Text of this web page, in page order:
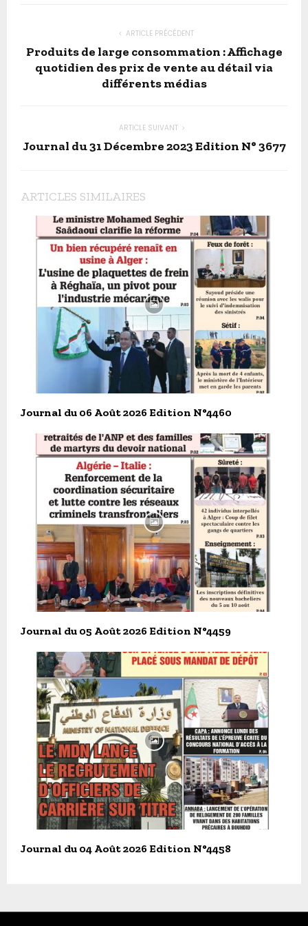
ARTICLE PRÉCÉDENT
Produits de large consommation : Affichage
quotidien des prix de vente au détail via
différents médias
ARTICLE SUIVANT
Journal du 31 Décembre 2023 Edition N° 3677
ARTICLES SIMILAIRES
Journal du 06 Août 2026 Edition N°4460
Journal du 05 Août 2026 Edition N°4459
Journal du 04 Août 2026 Edition N°4458